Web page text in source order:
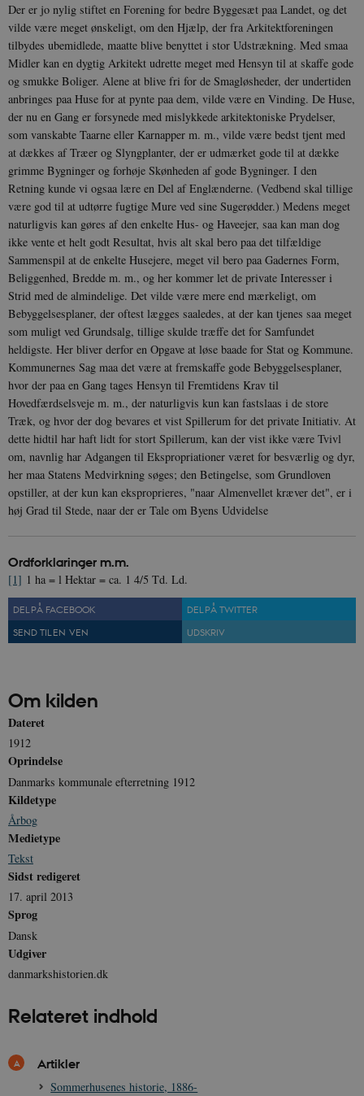
Der er jo nylig stiftet en Forening for bedre Bygge­sæt paa Landet, og det
vilde være meget ønskeligt, om den Hjælp, der fra Arkitektforeningen
tilbydes ubemidlede, maatte blive benyttet i stor Udstrækning. Med smaa
Midler kan en dygtig Arkitekt udrette meget med Hensyn til at skaffe gode
og smukke Boliger. Alene at blive fri for de Smagløsheder, der undertiden
anbringes paa Huse for at pynte paa dem, vilde være en Vinding. De Huse,
der nu en Gang er forsynede med mislykkede arkitektoniske Prydelser,
som vanskabte Taarne eller Karnapper m. m., vilde være bedst tjent med
at dækkes af Træer og Slyngplanter, der er udmærket gode til at dække
grimme Bygninger og forhøje Skønheden af gode Bygninger. I den
Retning kunde vi ogsaa lære en Del af Englænderne. (Ved­bend skal tillige
være god til at udtørre fugtige Mure ved sine Sugerødder.) Medens meget
naturligvis kan gøres af den enkelte Hus- og Haveejer, saa kan man dog
ikke vente et helt godt Resultat, hvis alt skal bero paa det tilfældige
Sammenspil at de enkelte Hus­ejere, meget vil bero paa Gadernes Form,
Beliggenhed, Bredde m. m., og her kommer let de private Inter­esser i
Strid med de almindelige. Det vilde være mere end mærkeligt, om
Bebyggelsesplaner, der oftest lægges saaledes, at der kan tjenes saa meget
som mu­ligt ved Grundsalg, tillige skulde træffe det for Sam­fundet
heldigste. Her bliver derfor en Opgave at løse baade for Stat og Kommune.
Kommunernes Sag maa det være at fremskaffe gode Bebyggelsesplaner,
hvor der paa en Gang tages Hensyn til Fremtidens Krav til
Hovedfærdselsveje m. m., der naturligvis kun kan fastslaas i de store
Træk, og hvor der dog bevares et vist Spillerum for det private Initiativ. At
dette hidtil har haft lidt for stort Spillerum, kan der vist ikke være Tvivl
om, navnlig har Adgangen til Ekspropria­tioner været for besværlig og dyr,
her maa Statens Medvirkning søges; den Betingelse, som Grundloven
opstiller, at der kun kan eksproprieres, "naar Almen­vellet kræver det", er i
høj Grad til Stede, naar der er Tale om Byens Udvidelse
Ordforklaringer m.m.
[1] 1 ha = l Hektar = ca. 1 4/5 Td. Ld.
DEL PÅ FACEBOOK
DEL PÅ TWITTER
SEND TIL EN VEN
UDSKRIV
Om kilden
Dateret
1912
Oprindelse
Danmarks kommunale efterretning 1912
Kildetype
Årbog
Medietype
Tekst
Sidst redigeret
17. april 2013
Sprog
Dansk
Udgiver
danmarkshistorien.dk
Relateret indhold
Artikler
Sommerhusenes historie, 1886-
CloudFront-
Created-At
.h5p.com Session
_gat_UA-
8822943-1
.danmarkshistorien.dk
sekunder